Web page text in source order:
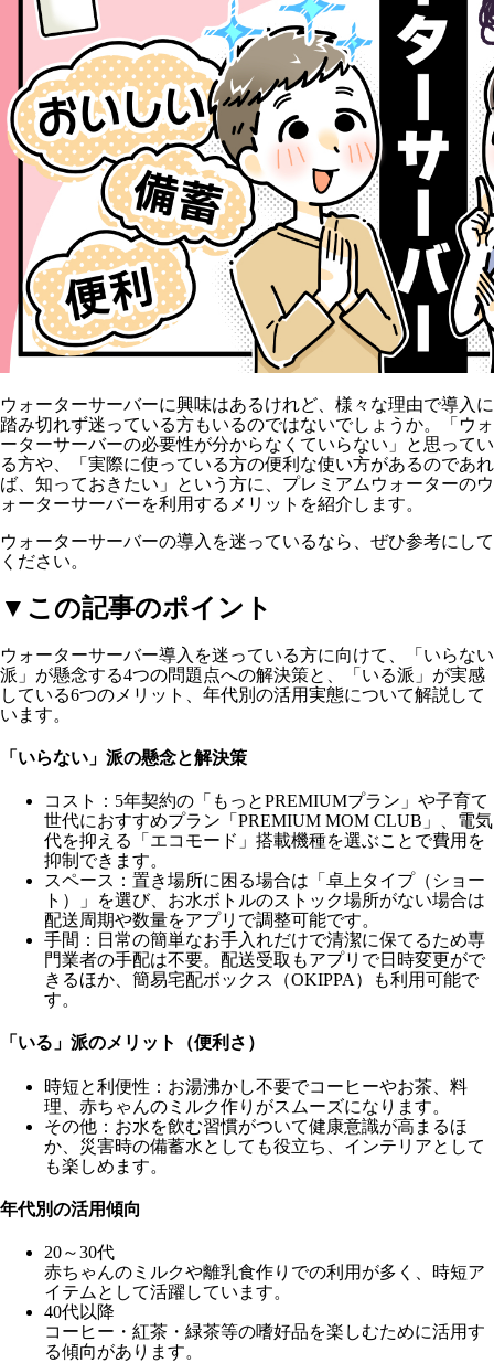
ウォーターサーバーに興味はあるけれど、様々な理由で導入に
踏み切れず迷っている方もいるのではないでしょうか。「ウォ
ーターサーバーの必要性が分からなくていらない」と思ってい
る方や、「実際に使っている方の便利な使い方があるのであれ
ば、知っておきたい」という方に、プレミアムウォーターのウ
ォーターサーバーを利用するメリットを紹介します。
ウォーターサーバーの導入を迷っているなら、ぜひ参考にして
ください。
▼この記事のポイント
ウォーターサーバー導入を迷っている方に向けて、「いらない
派」が懸念する4つの問題点への解決策と、「いる派」が実感
している6つのメリット、年代別の活用実態について解説して
います。
「いらない」派の懸念と解決策
コスト
：5年契約の「もっとPREMIUMプラン」や子育て
世代におすすめプラン「PREMIUM MOM CLUB」、電気
代を抑える「エコモード」搭載機種を選ぶことで費用を
抑制できます。
スペース ：置き場所に困る場合は「卓上タイプ（ショー
ト）」を選び、お水ボトルのストック場所がない場合は
配送周期や数量をアプリで調整可能です。
手間 ：日常の簡単なお手入れだけで清潔に保てるため専
門業者の手配は不要。配送受取もアプリで日時変更がで
きるほか、簡易宅配ボックス（OKIPPA）も利用可能で
す。
「いる」派のメリット（便利さ）
時短と利便性 ：お湯沸かし不要でコーヒーやお茶、料
理、赤ちゃんのミルク作りがスムーズになります。
その他 ：お水を飲む習慣がついて健康意識が高まるほ
か、災害時の備蓄水としても役立ち、インテリアとして
も楽しめます。
年代別の活用傾向
20～30代
赤ちゃんのミルクや離乳食作りでの利用が多く、時短ア
イテムとして活躍しています。
40代以降
コーヒー・紅茶・緑茶等の嗜好品を楽しむために活用す
る傾向があります。